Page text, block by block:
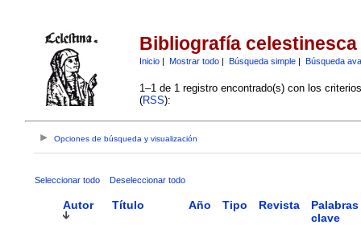
Bibliografía celestinesca
Inicio| Mostrar todo| Búsqueda simple| Búsqueda
1–1 de 1 registro encontrado(s) con los
(RSS):
Opciones de búsqueda y visualización
Seleccionar todo Deseleccionar todo
Autor Título Año Tipo Revista
Palabras
clave